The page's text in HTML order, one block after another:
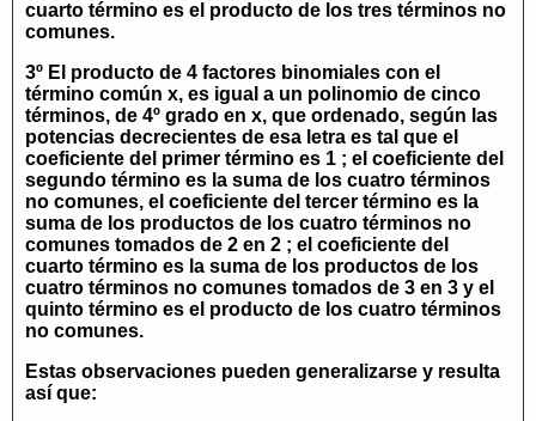
cuarto término es el producto de los tres términos no
comunes.
3º El producto de 4 factores binomiales con el
término común x, es igual a un polinomio de cinco
términos, de 4º grado en x, que ordenado, según las
potencias decrecientes de esa letra es tal que el
coeficiente del primer término es 1 ; el coeficiente del
segundo término es la suma de los cuatro términos
no comunes, el coeficiente del tercer término es la
suma de los productos de los cuatro términos no
comunes tomados de 2 en 2 ; el coeficiente del
cuarto término es la suma de los productos de los
cuatro términos no comunes tomados de 3 en 3 y el
quinto término es el producto de los cuatro términos
no comunes.
Estas observaciones pueden generalizarse y resulta
así que: